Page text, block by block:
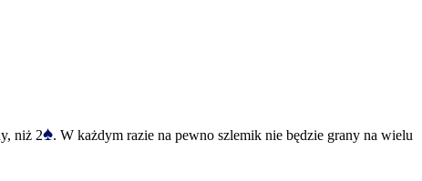
niż 2♠. W każdym razie na pewno szlemik nie będzie grany na wielu